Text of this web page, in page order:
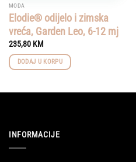
MODA
Elodie® odijelo i zimska
vreća, Garden Leo, 6-12 mj
235,80 KM
DODAJ U KORPU
INFORMACIJE